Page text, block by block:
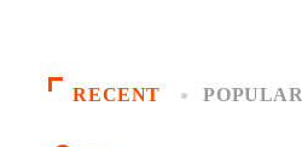
RECENT POPULAR